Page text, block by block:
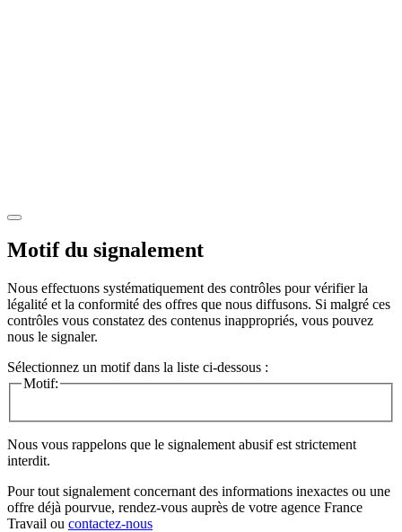
Motif du signalement
Nous effectuons systématiquement des contrôles pour vérifier la
légalité et la conformité des offres que nous diffusons. Si malgré ces
contrôles vous constatez des contenus inappropriés, vous pouvez
nous le signaler.
Sélectionnez un motif dans la liste ci-dessous :
Motif:
Nous vous rappelons que le signalement abusif est strictement
interdit.
Pour tout signalement concernant des informations inexactes ou une
offre déjà pourvue, rendez-vous auprès de votre agence France
Travail ou contactez-nous